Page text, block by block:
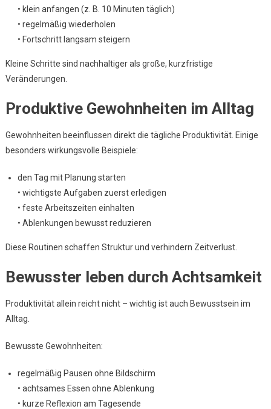
• klein anfangen (z. B. 10 Minuten täglich)
• regelmäßig wiederholen
• Fortschritt langsam steigern
Kleine Schritte sind nachhaltiger als große, kurzfristige
Veränderungen.
Produktive Gewohnheiten im Alltag
Gewohnheiten beeinflussen direkt die tägliche Produktivität. Einige
besonders wirkungsvolle Beispiele:
den Tag mit Planung starten
• wichtigste Aufgaben zuerst erledigen
• feste Arbeitszeiten einhalten
• Ablenkungen bewusst reduzieren
Diese Routinen schaffen Struktur und verhindern Zeitverlust.
Bewusster leben durch Achtsamkeit
Produktivität allein reicht nicht – wichtig ist auch Bewusstsein im
Alltag.
Bewusste Gewohnheiten:
regelmäßig Pausen ohne Bildschirm
• achtsames Essen ohne Ablenkung
• kurze Reflexion am Tagesende